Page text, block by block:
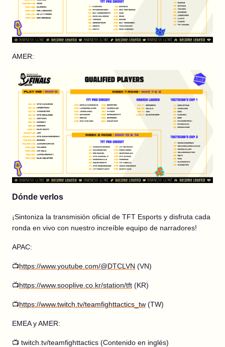
AMER:
Dónde verlos
¡Sintoniza la transmisión oficial de TFT Esports y disfruta cada
ronda en vivo con nuestro increíble equipo de narradores!
APAC:
📺https://www.youtube.com/@DTCLVN (VN)
📺https://www.sooplive.co.kr/station/tft (KR)
📺https://www.twitch.tv/teamfighttactics_tw (TW)
EMEA y AMER:
📺 twitch.tv/teamfighttactics (Contenido en inglés)